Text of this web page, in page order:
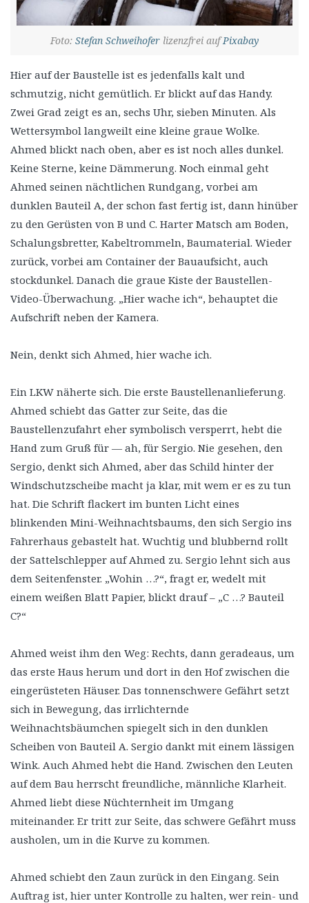
Foto: Stefan Schweihofer lizenzfrei aufPixabay
Hier auf der Baustelle ist es jedenfalls kalt und
schmutzig, nicht gemütlich. Er blickt auf das Handy.
Zwei Grad zeigt es an, sechs Uhr, sieben Minuten. Als
Wettersymbol langweilt eine kleine graue Wolke.
Ahmed blickt nach oben, aber es ist noch alles dunkel.
Keine Sterne, keine Dämmerung. Noch einmal geht
Ahmed seinen nächtlichen Rundgang, vorbei am
dunklen Bauteil A, der schon fast fertig ist, dann hinüber
zu den Gerüsten von B und C. Harter Matsch am Boden,
Schalungsbretter, Kabeltrommeln, Baumaterial. Wieder
zurück, vorbei am Container der Bauaufsicht, auch
stockdunkel. Danach die graue Kiste der Baustellen-
Video-Überwachung. „Hier wache ich“, behauptet die
Aufschrift neben der Kamera.
Nein, denkt sich Ahmed, hier wache ich.
Ein LKW näherte sich. Die erste Baustellenanlieferung.
Ahmed schiebt das Gatter zur Seite, das die
Baustellenzufahrt eher symbolisch versperrt, hebt die
Hand zum Gruß für — ah, für Sergio. Nie gesehen, den
Sergio, denkt sich Ahmed, aber das Schild hinter der
Windschutzscheibe macht ja klar, mit wem er es zu tun
hat. Die Schrift flackert im bunten Licht eines
blinkenden Mini-Weihnachtsbaums, den sich Sergio ins
Fahrerhaus gebastelt hat. Wuchtig und blubbernd rollt
der Sattelschlepper auf Ahmed zu. Sergio lehnt sich aus
dem Seitenfenster. „Wohin …?“, fragt er, wedelt mit
einem weißen Blatt Papier, blickt drauf – „C …? Bauteil
C?“
Ahmed weist ihm den Weg: Rechts, dann geradeaus, um
das erste Haus herum und dort in den Hof zwischen die
eingerüsteten Häuser. Das tonnenschwere Gefährt setzt
sich in Bewegung, das irrlichternde
Weihnachtsbäumchen spiegelt sich in den dunklen
Scheiben von Bauteil A. Sergio dankt mit einem lässigen
Wink. Auch Ahmed hebt die Hand. Zwischen den Leuten
auf dem Bau herrscht freundliche, männliche Klarheit.
Ahmed liebt diese Nüchternheit im Umgang
miteinander. Er tritt zur Seite, das schwere Gefährt muss
ausholen, um in die Kurve zu kommen.
Ahmed schiebt den Zaun zurück in den Eingang. Sein
Auftrag ist, hier unter Kontrolle zu halten, wer rein- und